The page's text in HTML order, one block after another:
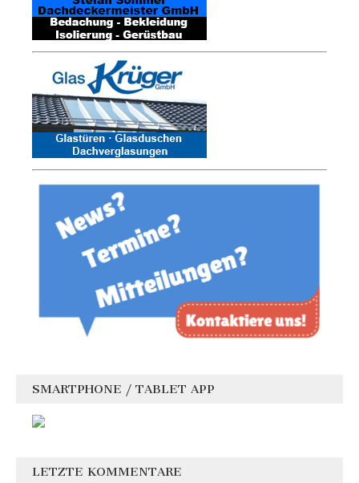
SMARTPHONE / TABLET APP
LETZTE KOMMENTARE